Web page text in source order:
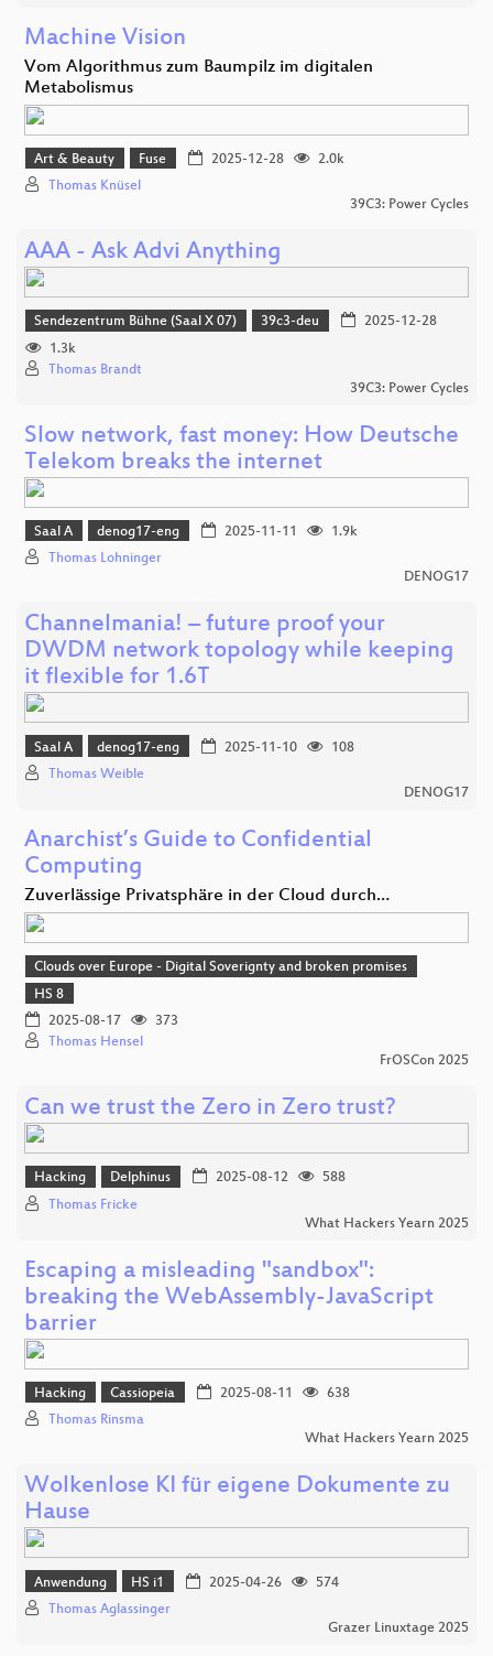
Machine Vision
Vom Algorithmus zum Baumpilz im digitalen
Metabolismus
Art & Beauty Fuse 2025-12-28
2.0k
Thomas Knüsel
39C3: Power Cycles
AAA - Ask Advi Anything
Sendezentrum Bühne (Saal X 07) 39c3-deu
2025-12-28
1.3k
Thomas Brandt
39C3: Power Cycles
Slow network, fast money: How Deutsche
Telekom breaks the internet
Saal A denog17-eng 2025-11-11
1.9k
Thomas Lohninger
DENOG17
Channelmania! – future proof your
DWDM network topology while keeping
it flexible for 1.6T
Saal A denog17-eng 2025-11-10
108
Thomas Weible
DENOG17
Anarchist’s Guide to Confidential
Computing
Zuverlässige Privatsphäre in der Cloud durch…
Clouds over Europe - Digital Soverignty and broken promises
HS 8
2025-08-17
373
Thomas Hensel
FrOSCon 2025
Can we trust the Zero in Zero trust?
Hacking Delphinus 2025-08-12
588
Thomas Fricke
What Hackers Yearn 2025
Escaping a misleading "sandbox":
breaking the WebAssembly-JavaScript
barrier
Hacking Cassiopeia 2025-08-11
638
Thomas Rinsma
What Hackers Yearn 2025
Wolkenlose KI für eigene Dokumente zu
Hause
Anwendung HS i1 2025-04-26
574
Thomas Aglassinger
Grazer Linuxtage 2025